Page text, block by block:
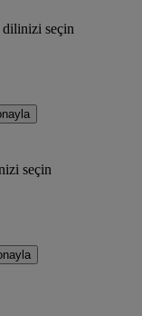
dilinizi seçin
seçin